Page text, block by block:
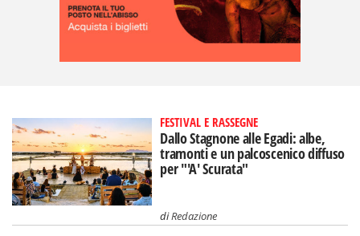
FESTIVAL E RASSEGNE
Dallo Stagnone alle Egadi: albe,
tramonti e un palcoscenico diffuso
per "'A' Scurata"
diRedazione